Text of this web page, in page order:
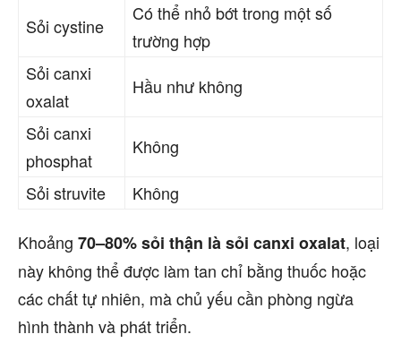
Sỏi cystine
Có thể nhỏ bớt trong một số
trường hợp
Sỏi canxi
oxalat
Hầu như không
Sỏi canxi
phosphat
Không
Sỏi struvite
Không
Khoảng 70–80% sỏi thận là sỏi canxi oxalat, loại
này không thể được làm tan chỉ bằng thuốc hoặc
các chất tự nhiên, mà chủ yếu cần phòng ngừa
hình thành và phát triển.